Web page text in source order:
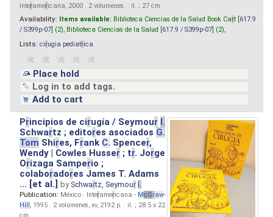
Interamericana, 2000 . 2 volumenes. : il. ; 27 cm.
Availability: Items available: Biblioteca Ciencias de la Salud Book Cart [ 617.9
/ S399p-07 ] (2), Biblioteca Ciencias de la Salud [ 617.9 / S399p-07 ] (2),
Lists: cirugia pediatrica
Place hold
Log in to add tags.
Add to cart
Principios de cirugía / Seymour I.
Schwartz ; editores asociados G.
Tom Shires, Frank C. Spencer,
Wendy | Cowles Husser ; tr. Jorge
Orizaga Samperio ;
colaboradores James T. Adams
... [et al.]by Schwartz, Seymour I.
Publication: México : Interamericana - McGraw-
Hill, 1995 . 2 volúmenes, xv, 2192 p. : il. ; 28.5 x 22